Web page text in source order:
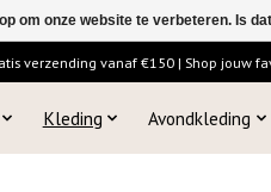
verzending vanaf €150 | Shop jouw
Kleding Avondkleding
om onze website te verbeteren. Is